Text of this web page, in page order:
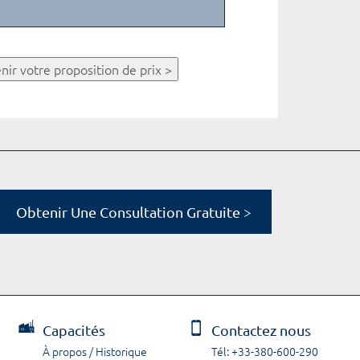
votre proposition de prix >
Obtenir Une Consultation Gratuite >
Capacités
À propos / Historique
Contactez nous
Tél: +33-380-600-290